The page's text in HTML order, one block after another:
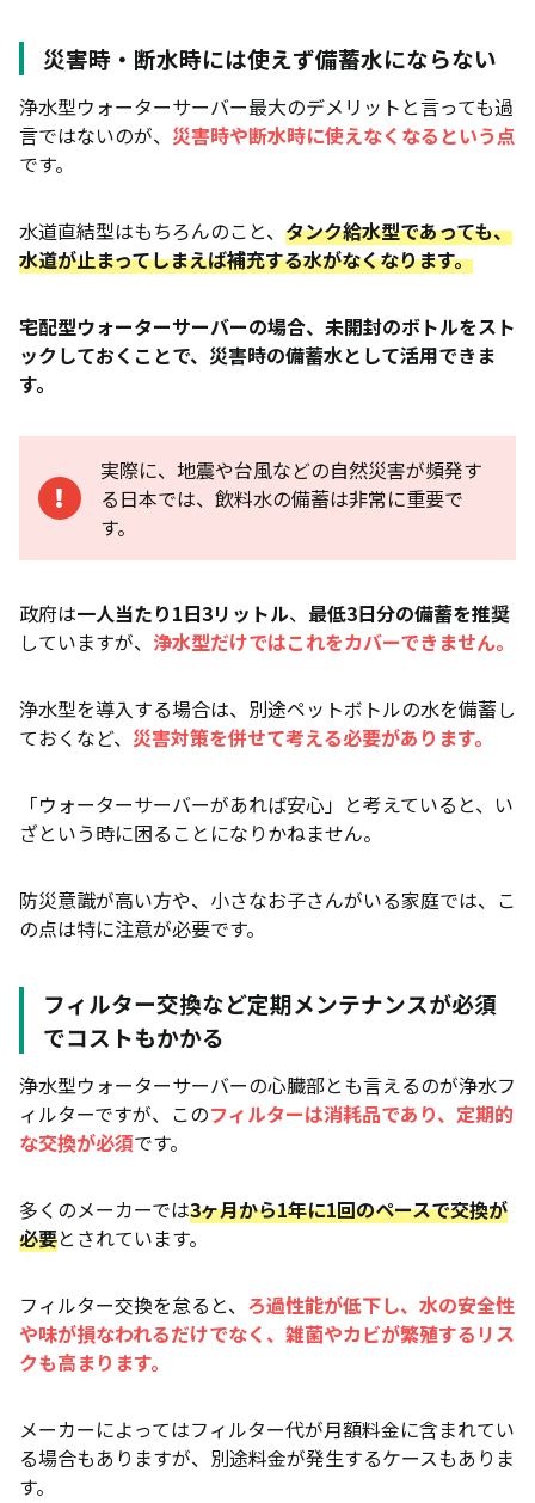
災害時・断水時には使えず備蓄水にならない
浄水型ウォーターサーバー最大のデメリットと言っても過
言ではないのが、 災害時や断水時に使えなくなるという点
です。
水道直結型はもちろんのこと、 タンク給水型であっても、
水道が止まってしまえば補充する水がなくなります。
宅配型ウォーターサーバーの場合、未開封のボトルをスト
ックしておくことで、災害時の備蓄水として活用できま
す。
実際に、地震や台風などの自然災害が頻発す
る日本では、飲料水の備蓄は非常に重要で
す。
政府は一人当たり1日3リットル、 最低3日分の備蓄を推奨
していますが、 浄水型だけではこれをカバーできません。
浄水型を導入する場合は、別途ペットボトルの水を備蓄し
ておくなど、 災害対策を併せて考える必要があります。
「ウォーターサーバーがあれば安心」と考えていると、い
ざという時に困ることになりかねません。
防災意識が高い方や、小さなお子さんがいる家庭では、こ
の点は特に注意が必要です。
フィルター交換など定期メンテナンスが必須
でコストもかかる
浄水型ウォーターサーバーの心臓部とも言えるのが浄水フ
ィルターですが、このフィルターは消耗品であり、定期的
な交換が必須です。
多くのメーカーでは3ヶ月から1年に1回のペースで交換が
必要とされています。
フィルター交換を怠ると、 ろ過性能が低下し、水の安全性
や味が損なわれるだけでなく、雑菌やカビが繁殖するリス
クも高まります。
メーカーによってはフィルター代が月額料金に含まれてい
る場合もありますが、別途料金が発生するケースもありま
す。